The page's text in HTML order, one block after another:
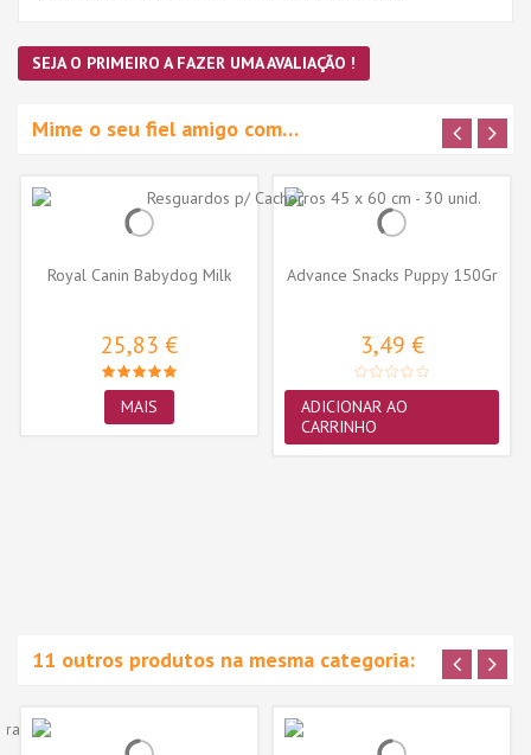
SEJA O PRIMEIRO A FAZER UMA AVALIAÇÃO !
Mime o seu fiel amigo com…
Royal Canin Babydog Milk
25,83 €
MAIS
Advance Snacks Puppy 150Gr
3,49 €
ADICIONAR AO
CARRINHO
11 outros produtos na mesma categoria: